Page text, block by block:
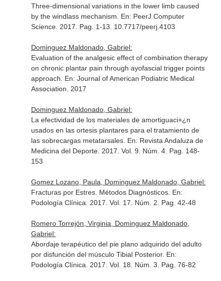
Three-dimensional variations in the lower limb caused
by the windlass mechanism. En: PeerJ Computer
Science. 2017. Pag. 1-13. 10.7717/peerj.4103
Dominguez Maldonado, Gabriel:
Evaluation of the analgesic effect of combination therapy
on chronic plantar pain through ayofascial trigger points
approach. En: Journal of American Podiatric Medical
Association . 2017
Dominguez Maldonado, Gabriel:
La efectividad de los materiales de amortiguaci+¿n
usados en las ortesis plantares para el tratamiento de
las sobrecargas metatarsales. En: Revista Andaluza de
Medicina del Deporte. 2017. Vol. 9. Núm. 4. Pag. 148-
153
Gomez Lozano, Paula, Dominguez Maldonado, Gabriel:
Fracturas por Estres. Métodos Diagnósticos. En:
Podología Clínica . 2017. Vol. 17. Núm. 2. Pag. 42-48
Romero Torrejón, Virginia, Dominguez Maldonado,
Gabriel:
Abordaje terapéutico del pie plano adquirido del adulto
por disfunción del músculo Tibial Posterior. En:
Podología Clínica . 2017. Vol. 18. Núm. 3. Pag. 76-82